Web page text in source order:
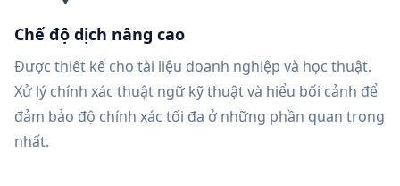
Chế độ dịch nâng cao
Được thiết kế cho tài liệu doanh nghiệp và học thuật.
Xử lý chính xác thuật ngữ kỹ thuật và hiểu bối cảnh để
đảm bảo độ chính xác tối đa ở những phần quan trọng
nhất.